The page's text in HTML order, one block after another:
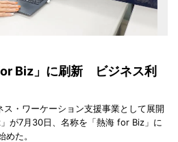
Biz」に刷新 ビジネス利
・ワーケーション支援事業として展開
が7月30日、名称を「熱海 for Biz」に
た。